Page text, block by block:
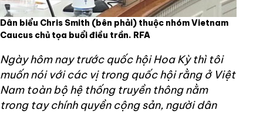
Dân biểu Chris Smith (bên phải) thuộc nhóm Vietnam
Caucus chủ tọa buổi điều trần. RFA
Ngày hôm nay trước quốc hội Hoa Kỳ thì tôi
muốn nói với các vị trong quốc hội rằng ở Việt
Nam toàn bộ hệ thống truyền thông nằm
trong tay chính quyền cộng sản, người dân